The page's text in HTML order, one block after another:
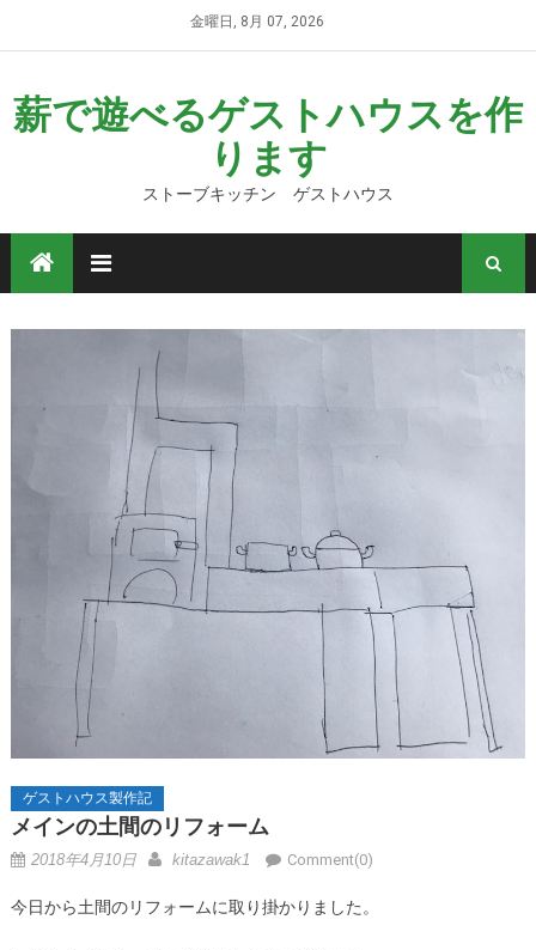
金曜日, 8月 07, 2026
薪で遊べるゲストハウスを作
ります
ストーブキッチン ゲストハウス
ゲストハウス製作記
メインの土間のリフォーム
2018年4月10日 kitazawak1 Comment(0)
今日から土間のリフォームに取り掛かりました。